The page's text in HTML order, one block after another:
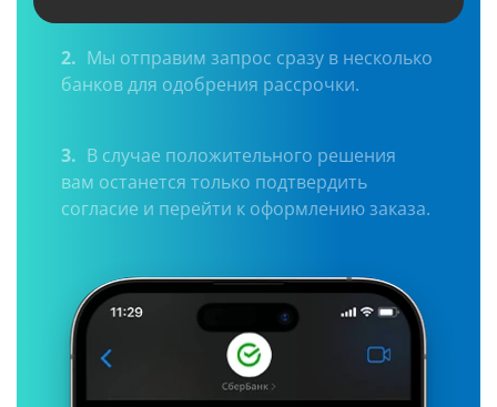
2. Мы отправим запрос сразу в несколько
банков для одобрения рассрочки.
3. В случае положительного решения
вам останется только подтвердить
согласие и перейти к оформлению заказа.